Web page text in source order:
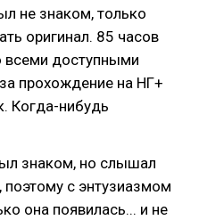
не знаком, только
оригинал. 85 часов
всеми доступными
прохождение на НГ+
Когда-нибудь
знаком, но слышал
с энтузиазмом
она появилась... и не